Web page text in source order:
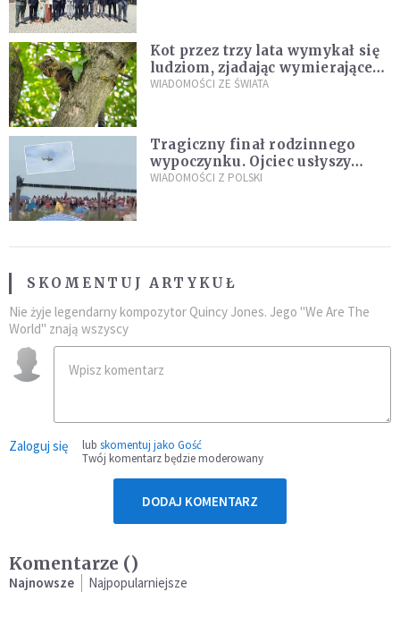
Kot przez trzy lata wymykał się
ludziom, zjadając wymierające
kaczki. W końcu popełnił
WIADOMOŚCI ZE ŚWIATA
Tragiczny finał rodzinnego
wypoczynku. Ojciec usłyszy
zarzuty
WIADOMOŚCI Z POLSKI
SKOMENTUJ ARTYKUŁ
Nie żyje legendarny kompozytor Quincy Jones. Jego "We Are The
World" znają wszyscy
Zaloguj się lub skomentuj jako Gość
Twój komentarz będzie moderowany
DODAJ KOMENTARZ
Komentarze ()
Najnowsze Najpopularniejsze